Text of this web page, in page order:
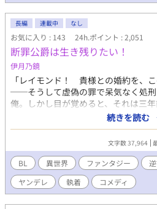
長編 連載中 なし
お気に入り : 143 24h.ポイント : 2,051
断罪公爵は生き残りたい！
伊月乃鏡
「レイモンド！ 貴様との婚約を、こ
──そうして虚偽の罪で呆気なく処
俺。しかし目が覚めると、それは三
ラピス！ キミの人生を導く神使さ』
だ」 三年契約の日雇い派遣でやって
き戻り生活が幕を開ける！ あとたっ
か！？ 生き残るために婚約者の王
破棄と断罪フラグをへし折ろう！ 不
イモンド、頑張れ派遣！ 給料いくら
続きを読む
文字数 37,964
BL 異世界 ファンタジー
ヤンデレ
執着 コメディ